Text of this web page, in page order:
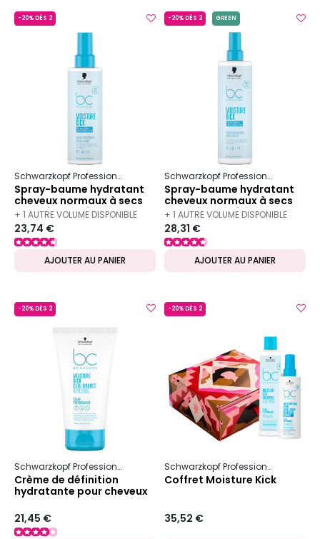
-20% DÈS 2
Schwarzkopf Professional Bc Bonacure Moisture Kick
Spray-baume hydratant
cheveux normaux à secs
BC Moisture Kick 200 ml
+ 1 AUTRE VOLUME DISPONIBLE
23,74 €
AJOUTER AU PANIER
-20% DÈS 2 GREEN
Schwarzkopf Professional
Spray-baume hydratant
cheveux normaux à secs
BC Moisture Kick 400 ml
+ 1 AUTRE VOLUME DISPONIBLE
28,31 €
AJOUTER AU PANIER
-20% DÈS 2
Schwarzkopf Professional Bc Bonacure Moisture Kick
Crème de définition
hydratante pour cheveux
bouclés BC Moisture kick
21,45 €
-20% DÈS 2
Schwarzkopf Professional
Coffret Moisture Kick
35,52 €